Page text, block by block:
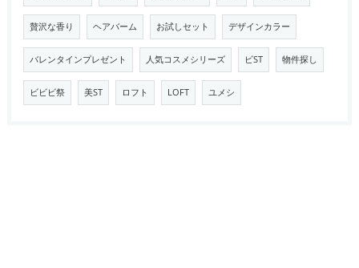
贅沢な香り ヘアバーム お試しセット デザインカラー
バレンタインプレゼント 人気コスメシリーズ ビST 物件探し
ビビビ祭 美ST ロフト LOFT ユメシ